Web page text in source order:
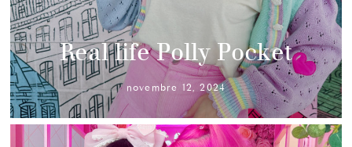
Real life Polly Pocket
novembre 12, 2024